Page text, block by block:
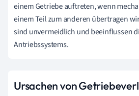
einem Getriebe auftreten, wenn
einem Teil zum anderen übertragen
sind unvermeidlich und beeinflussen
Antriebssystems.
Ursachen von